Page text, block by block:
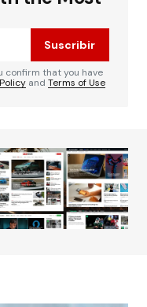
están
Suscribir
confirm that you have
and Terms of Use